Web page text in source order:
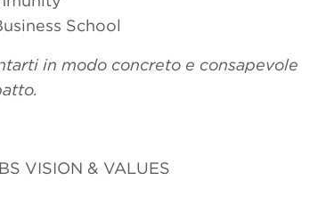
School
in modo concreto e consapevole
VISION & VALUES